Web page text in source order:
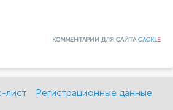
КОММЕНТАРИИ ДЛЯ САЙТАCACKLE
лист Регистрационные данные